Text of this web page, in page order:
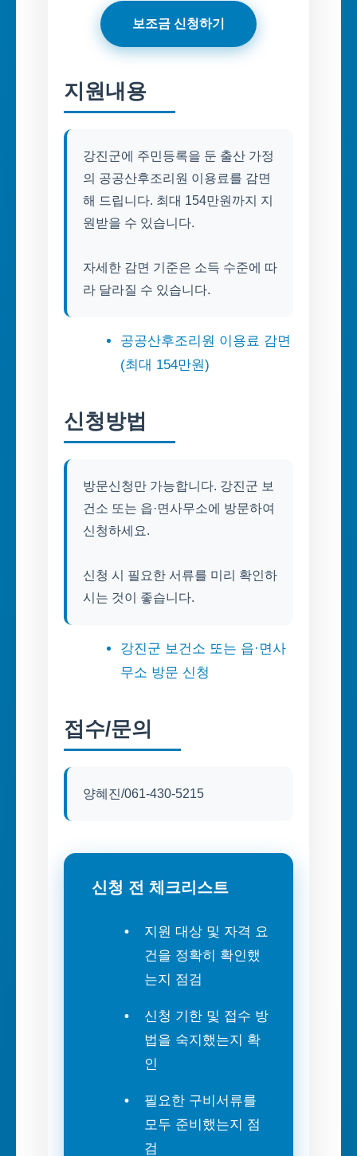
보조금 신청하기
지원내용
강진군에 주민등록을 둔 출산 가정
의 공공산후조리원 이용료를 감면
해 드립니다. 최대 154만원까지 지
원받을 수 있습니다.
자세한 감면 기준은 소득 수준에 따
라 달라질 수 있습니다.
공공산후조리원 이용료 감면
(최대 154만원)
신청방법
방문신청만 가능합니다. 강진군 보
건소 또는 읍·면사무소에 방문하여
신청하세요.
신청 시 필요한 서류를 미리 확인하
시는 것이 좋습니다.
강진군 보건소 또는 읍·면사
무소 방문 신청
접수/문의
양혜진/061-430-5215
신청 전 체크리스트
지원 대상 및 자격 요
건을 정확히 확인했
는지 점검
신청 기한 및 접수 방
법을 숙지했는지 확
인
필요한 구비서류를
모두 준비했는지 점
검